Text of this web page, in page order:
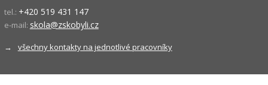
tel.: +420 519 431 147
e-mail: skola@zskobyli.cz
→ všechny kontakty na jednotlivé pracovníky